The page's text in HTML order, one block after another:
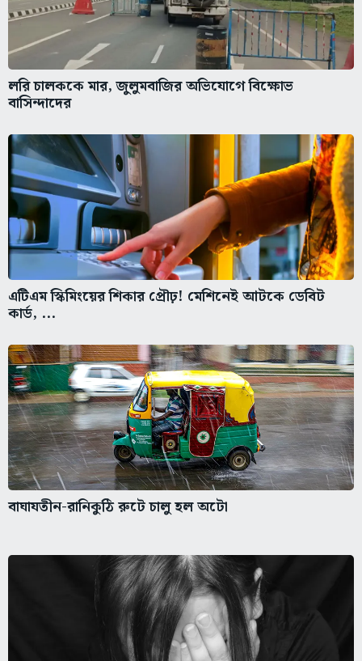
লরি চালককে মার, জুলুমবাজির অভিযোগে বিক্ষোভ
বাসিন্দাদের
এটিএম স্কিমিংয়ের শিকার প্রৌঢ়! মেশিনেই আটকে ডেবিট
কার্ড, ...
বাঘাযতীন-রানিকুঠি রুটে চালু হল অটো